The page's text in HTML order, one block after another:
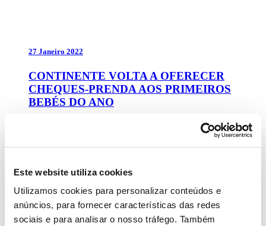
Este website utiliza cookies
Utilizamos cookies para personalizar conteúdos e
anúncios, para fornecer características das redes
sociais e para analisar o nosso tráfego. Também
27 Janeiro 2022
CONTINENTE VOLTA A OFERECER
CHEQUES-PRENDA AOS PRIMEIROS
BEBÉS DO ANO
10 Janeiro 2022